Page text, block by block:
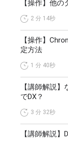
【操作】他
2 分 14秒
【操作】
定方法
1 分 40秒
【講師解説
でDX？
3 分 32秒
【講師解説
から、医師や医
になったため、
レビュー数が増
その結果、患者
るようになりまし
これらの事例が
Workspace を活
高付加価値サー